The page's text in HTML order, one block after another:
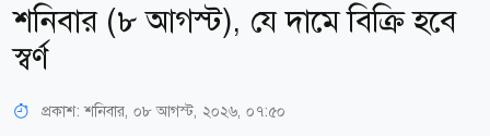
শনিবার (৮ আগস্ট), যে দামে বিক্রি হবে
স্বর্ণ
প্রকাশ:শনিবার, ০৮ আগস্ট, ২০২৬, ০৭:৫০